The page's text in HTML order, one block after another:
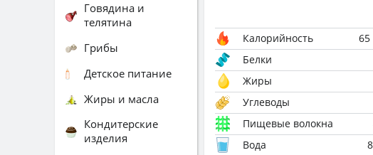
Калорийность 65
Белки
Жиры
Углеводы
Пищевые волокна
Вода
Говядина и
телятина
Грибы
Детское питание
Жиры и масла
Кондитерские
изделия